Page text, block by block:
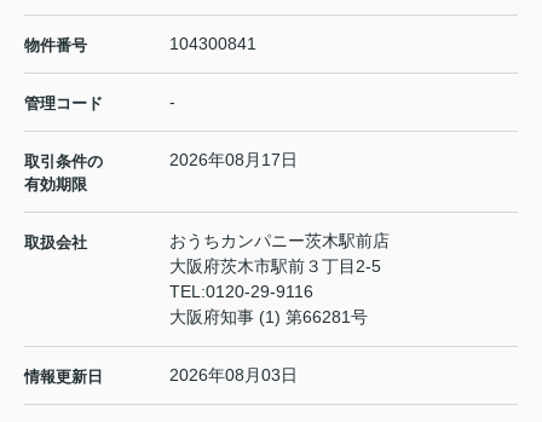
物件番号 104300841
管理コード -
取引条件の
有効期限
2026年08月17日
取扱会社
おうちカンパニー茨木駅前店
大阪府茨木市駅前３丁目2-5
TEL:0120-29-9116
大阪府知事 (1) 第66281号
情報更新日 2026年08月03日